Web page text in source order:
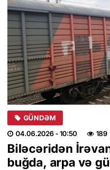
GÜNDƏM
04.06.2026 - 10:50 189
Biləcəridən
buğda, arpa və